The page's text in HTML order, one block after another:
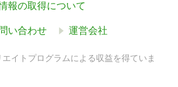
報の取得について
い合わせ 運営会社
イトプログラムによる収益を得ていま